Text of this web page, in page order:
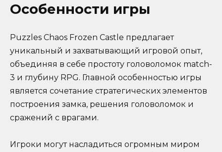
Особенности игры
Puzzles Chaos Frozen Castle предлагает
уникальный и захватывающий игровой опыт,
объединяя в себе простоту головоломок match-
3 и глубину RPG. Главной особенностью игры
является сочетание стратегических элементов
построения замка, решения головоломок и
сражений с врагами.
Игроки могут насладиться огромным миром